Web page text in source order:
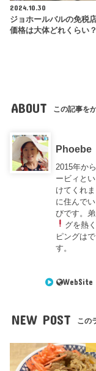
2024.10.30
ジョホールバルの免税
価格は大体どれくらい？
ABOUT この記事を
Phoebe
2015年か
ービィと
けてくれ
に住んで
びです。
グを熱
ピングは
す。
WebSite
NEW POST この